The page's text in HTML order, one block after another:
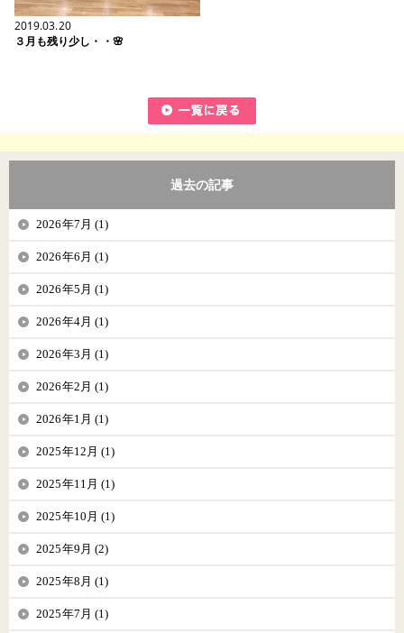
2019.03.20
３月も残り少し・・🌸
過去の記事
2026年7月 (1)
2026年6月 (1)
2026年5月 (1)
2026年4月 (1)
2026年3月 (1)
2026年2月 (1)
2026年1月 (1)
2025年12月 (1)
2025年11月 (1)
2025年10月 (1)
2025年9月 (2)
2025年8月 (1)
2025年7月 (1)